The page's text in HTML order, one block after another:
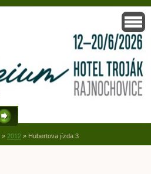
spolek, Držková
» 2012 » Hubertova jízda 3